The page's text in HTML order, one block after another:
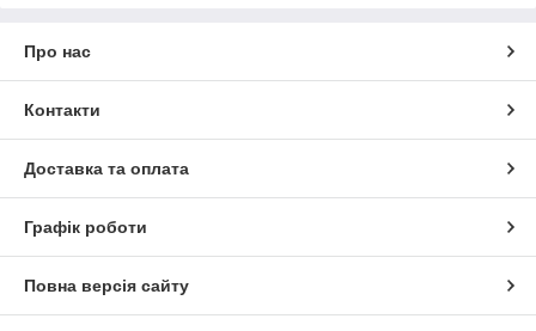
Про нас
Контакти
Доставка та оплата
Графік роботи
Повна версія сайту